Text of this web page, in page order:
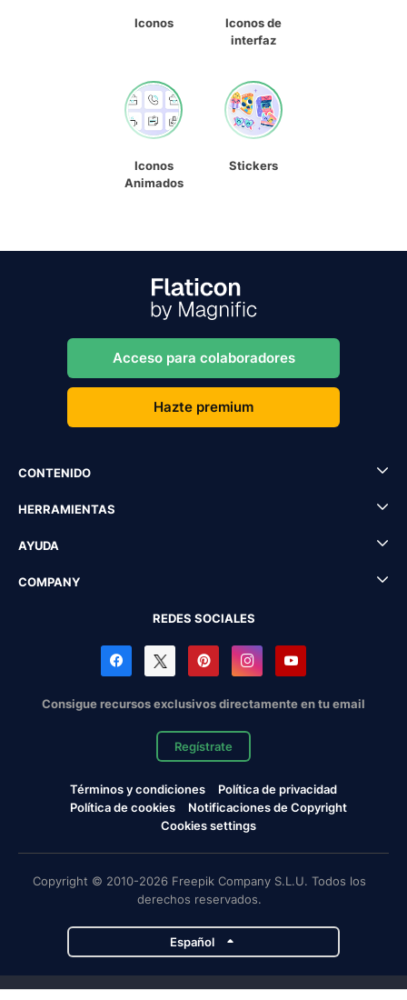
Iconos
Iconos de
interfaz
Iconos
Animados
Stickers
Acceso para colaboradores
Hazte premium
CONTENIDO
HERRAMIENTAS
AYUDA
COMPANY
REDES SOCIALES
Consigue recursos exclusivos directamente en tu email
Regístrate
Términos y condiciones
Política de privacidad
Política de cookies
Notificaciones de Copyright
Cookies settings
Copyright © 2010-2026 Freepik Company S.L.U. Todos los
derechos reservados.
Español